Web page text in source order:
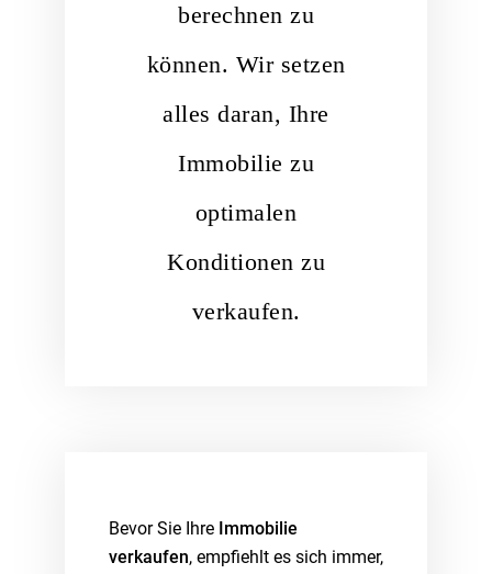
berechnen zu
können. Wir setzen
alles daran, Ihre
Immobilie zu
optimalen
Konditionen zu
verkaufen.
Bevor Sie Ihre Immobilie
verkaufen, empfiehlt es sich immer,